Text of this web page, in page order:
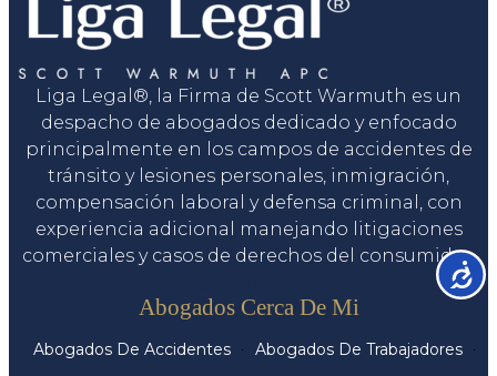
Liga Legal®, la Firma de Scott Warmuth es un
despacho de abogados dedicado y enfocado
principalmente en los campos de accidentes de
tránsito y lesiones personales, inmigración,
compensación laboral y defensa criminal, con
experiencia adicional manejando litigaciones
comerciales y casos de derechos del consumidor.
Abogados Cerca De Mi
Abogados De Accidentes Abogados De Trabajadores